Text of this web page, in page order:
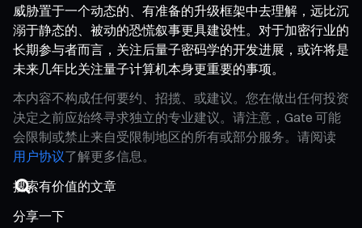
威胁置于一个动态的、有准备的升级框架中去理解，远比沉
溺于静态的、被动的恐慌叙事更具建设性。对于加密行业的
长期参与者而言，关注后量子密码学的开发进展，或许将是
未来几年比关注量子计算机本身更重要的事项。
本内容不构成任何要约、招揽、或建议。您在做出任何投资
决定之前应始终寻求独立的专业建议。请注意，Gate 可能
会限制或禁止来自受限制地区的所有或部分服务。请阅读
用户协议了解更多信息。
分享一下